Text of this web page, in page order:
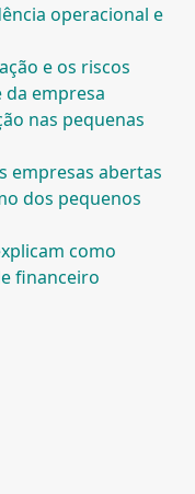
operacional e
e os riscos
empresa
nas pequenas
empresas abertas
dos pequenos
como
financeiro